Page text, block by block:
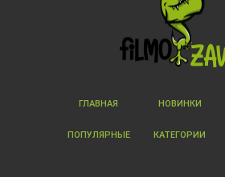
ГЛАВНАЯ НОВИНКИ
ПОПУЛЯРНЫЕ КАТЕГОРИИ